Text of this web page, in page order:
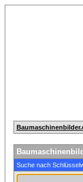
Suche nach